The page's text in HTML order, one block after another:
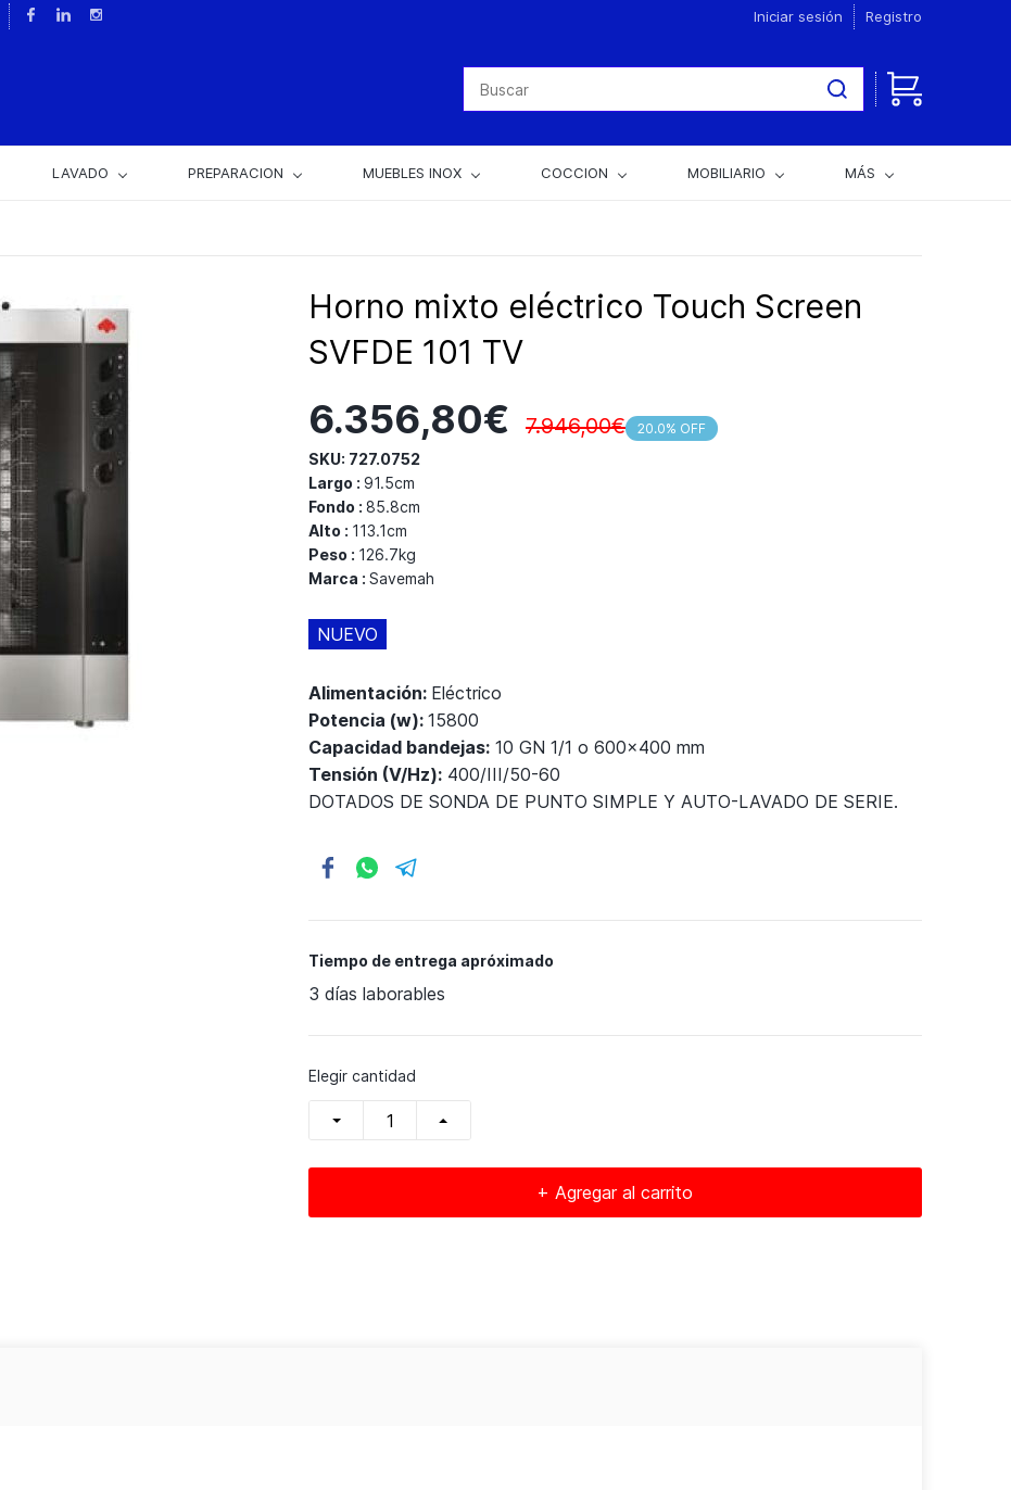
Iniciar sesión Registro
LAVADO PREPARACION MUEBLES INOX COCCION MOBILIARIO MÁS
Horno mixto eléctrico Touch Screen
SVFDE 101 TV
6.356,80€ 7.946,00€ 20.0% OFF
SKU: 727.0752
Largo : 91.5cm
Fondo : 85.8cm
Alto : 113.1cm
Peso : 126.7kg
Marca : Savemah
NUEVO
Alimentación: Eléctrico
Potencia (w): 15800
Capacidad bandejas: 10 GN 1/1 o 600x400 mm
Tensión (V/Hz): 400/III/50-60
DOTADOS DE SONDA DE PUNTO SIMPLE Y AUTO-LAVADO DE SERIE.
Tiempo de entrega apróximado
3 días laborables
Elegir cantidad
+ Agregar al carrito